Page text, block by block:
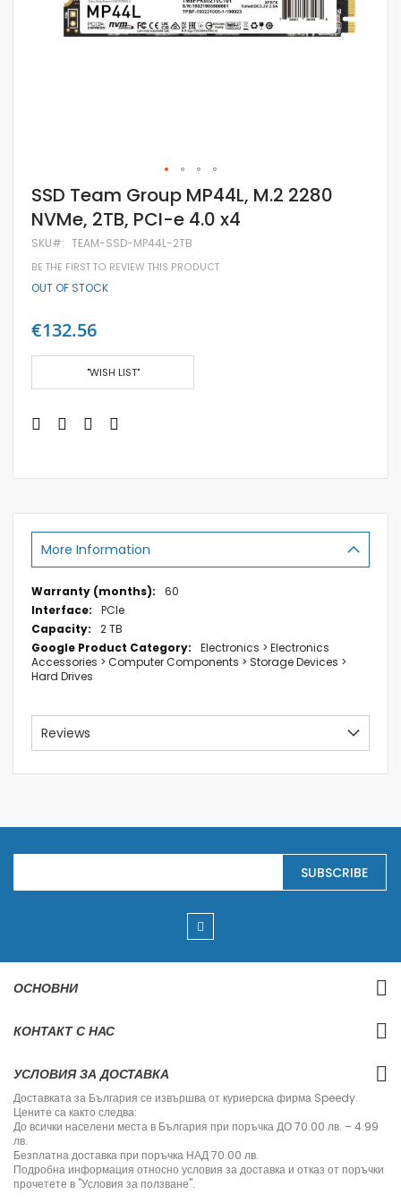
Skip
to
the
beginning
of
the
images
gallery
SSD Team Group MP44L, M.2 2280
NVMe, 2TB, PCI-e 4.0 x4
SKU TEAM-SSD-MP44L-2TB
BE THE FIRST TO REVIEW THIS PRODUCT
OUT OF STOCK
€132.56
"WISH LIST"
More Information
More
Information
60
PCIe
2 TB
Electronics > Electronics
Accessories > Computer Components > Storage Devices >
Hard Drives
Reviews
S
g
o
O
N
s
e
t
t
e
r
:
SUBSCRIBE
ОСНОВНИ
КОНТАКТ С НАС
УСЛОВИЯ ЗА ДОСТАВКА
Доставката за България се извършва от куриерска фирма Speedy.
Цените са както следва:
До всички населени места в България при поръчка ДО 70.00 лв. – 4.99
лв.
Безплатна доставка при поръчка НАД 70.00 лв.
Подробна информация относно условия за доставка и отказ от поръчки
прочетете в "Условия за ползване".